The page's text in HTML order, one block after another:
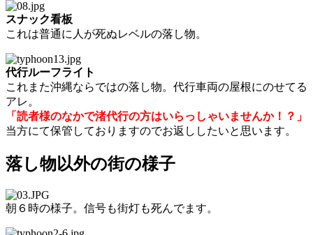
スナック看板
これは普通に人が死ぬレベルの落し物。
代行ルーフライト
これまた沖縄ならではの落し物。代行車両の屋根にのせてる
アレ。
「読者様のなかで渚代行の方はいらっしゃいませんか！？」
当方にて保管しておりますのでお返ししたいと思います。
落し物以外の街の様子
朝６時の様子。信号も街灯も死んでます。